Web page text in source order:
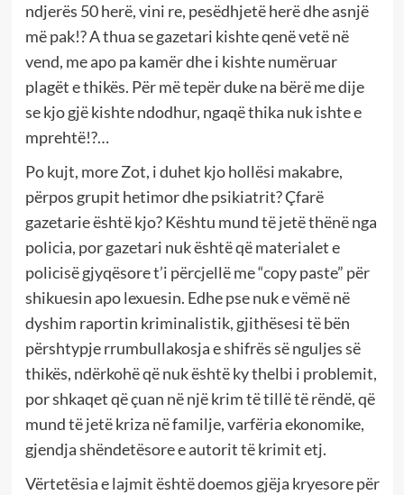
ndjerës 50 herë, vini re, pesëdhjetë herë dhe asnjë
më pak!? A thua se gazetari kishte qenë vetë në
vend, me apo pa kamër dhe i kishte numëruar
plagët e thikës. Për më tepër duke na bërë me dije
se kjo gjë kishte ndodhur, ngaqë thika nuk ishte e
mprehtë!?…
Po kujt, more Zot, i duhet kjo hollësi makabre,
përpos grupit hetimor dhe psikiatrit? Çfarë
gazetarie është kjo? Kështu mund të jetë thënë nga
policia, por gazetari nuk është që materialet e
policisë gjyqësore t’i përcjellë me “copy paste” për
shikuesin apo lexuesin. Edhe pse nuk e vëmë në
dyshim raportin kriminalistik, gjithësesi të bën
përshtypje rrumbullakosja e shifrës së nguljes së
thikës, ndërkohë që nuk është ky thelbi i problemit,
por shkaqet që çuan në një krim të tillë të rëndë, që
mund të jetë kriza në familje, varfëria ekonomike,
gjendja shëndetësore e autorit të krimit etj.
Vërtetësia e lajmit është doemos gjëja kryesore për